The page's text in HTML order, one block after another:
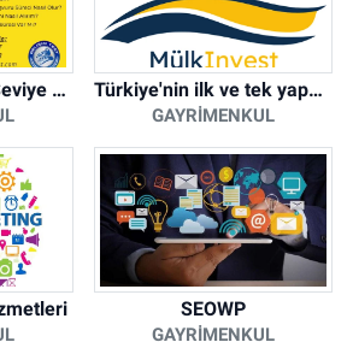
Emlak Danışmanı Seviye 5 Mesleki Yeterlilik Belgesi Türkiye'nin ilk ve tek yapay zeka destekli arsa ilan platformu
GAYRIMENKUL
SEOWP
GAYRIMENKUL